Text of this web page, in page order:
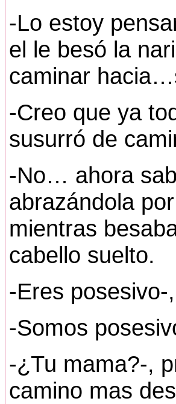
-Lo estoy
el le besó la
caminar
-Creo que ya
susurró de
-No… ahora
abrazándola
mientras
cabello suelto.
-Eres
-Somos
-¿Tu mama?-,
camino mas